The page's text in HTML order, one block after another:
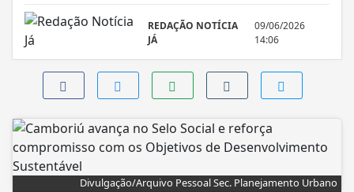
REDAÇÃO NOTÍCIA
JÁ
09/06/2026
14:06
Divulgação/Arquivo Pessoal Sec. Planejamento Urbano